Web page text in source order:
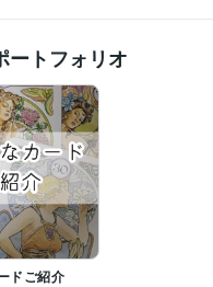
占ってきましたが、ココナラで
在意識につながる　悩み相談
談
ートフォリオ
ドご紹介